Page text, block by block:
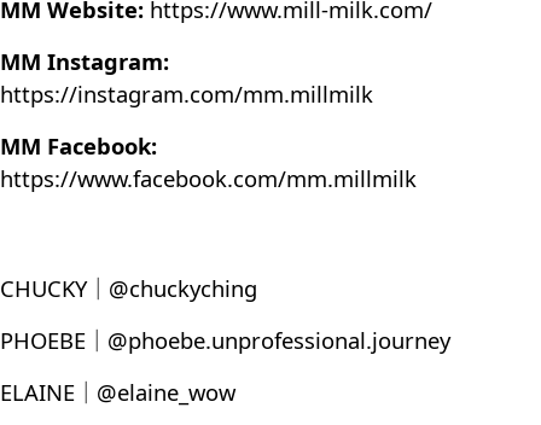
MM Website: https://www.mill-milk.com/
MM Instagram:
https://instagram.com/mm.millmilk
MM Facebook:
https://www.facebook.com/mm.millmilk
CHUCKY｜@chuckyching
PHOEBE｜@phoebe.unprofessional.journey
ELAINE｜@elaine_wow